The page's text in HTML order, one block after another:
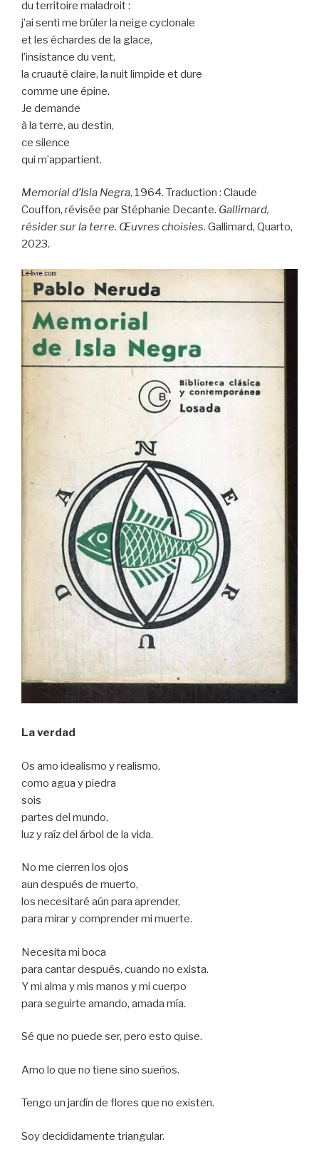
du territoire maladroit :
j’ai senti me brûler la neige cyclonale
et les échardes de la glace,
l’insistance du vent,
la cruauté claire, la nuit limpide et dure
comme une épine.
Je demande
à la terre, au destin,
ce silence
qui m’appartient.
Memorial d’Isla Negra, 1964. Traduction : Claude
Couffon, révisée par Stéphanie Decante. Gallimard,
résider sur la terre. Œuvres choisies. Gallimard, Quarto,
2023.
La verdad
Os amo idealismo y realismo,
como agua y piedra
sois
partes del mundo,
luz y raíz del árbol de la vida.
No me cierren los ojos
aun después de muerto,
los necesitaré aún para aprender,
para mirar y comprender mi muerte.
Necesita mi boca
para cantar después, cuando no exista.
Y mi alma y mis manos y mi cuerpo
para seguirte amando, amada mía.
Sé que no puede ser, pero esto quise.
Amo lo que no tiene sino sueños.
Tengo un jardín de flores que no existen.
Soy decididamente triangular.